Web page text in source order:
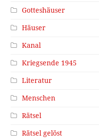
Gotteshäuser
Häuser
Kanal
Kriegsende 1945
Literatur
Menschen
Rätsel
Rätsel gelöst